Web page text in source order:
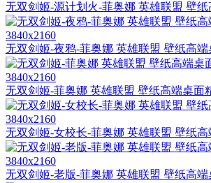
无双剑姬-源计划火-菲奥娜 英雄联盟 壁
3840x2160
无双剑姬-夜鸦-菲奥娜 英雄联盟 壁纸高
3840x2160
无双剑姬-菲奥娜 英雄联盟 壁纸高端桌面
3840x2160
无双剑姬-女校长-菲奥娜 英雄联盟 壁纸
3840x2160
无双剑姬-老版-菲奥娜 英雄联盟 壁纸高